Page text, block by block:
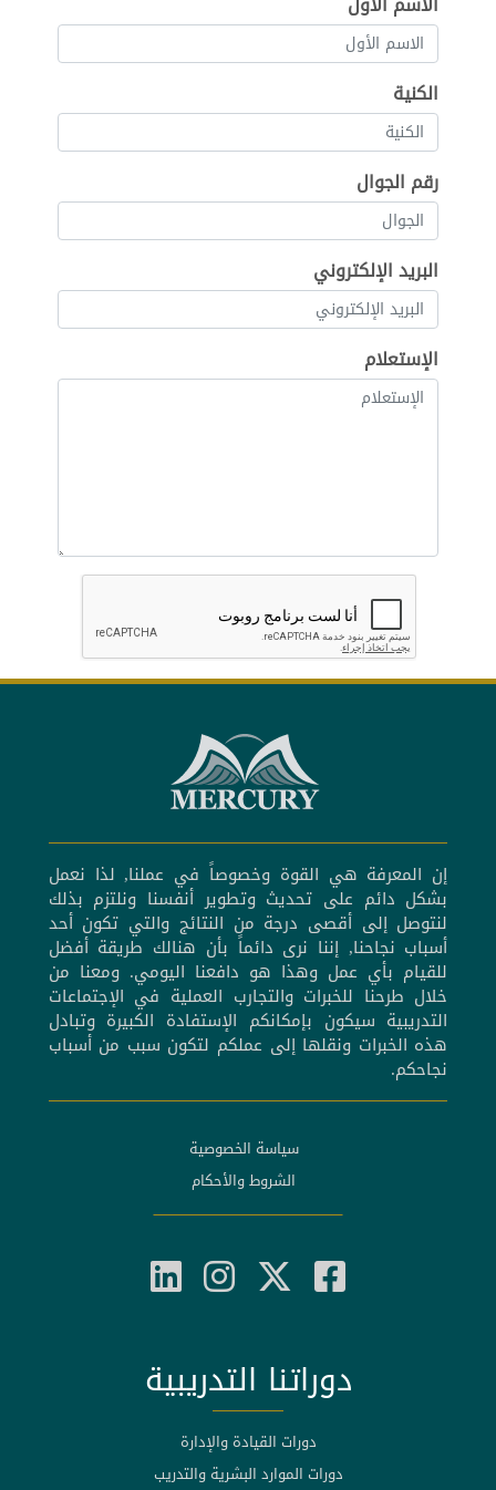
الكنية
رقم الجوال
البريد الإلكتروني
الإستعلام
إن المعرفة هي القوة وخصوصاً في عملنا, لذا نعمل
بشكل دائم على تحديث وتطوير أنفسنا ونلتزم بذلك
لنتوصل إلى أقصى درجة من النتائج والتي تكون أحد
أسباب نجاحنا, إننا نرى دائماً بأن هنالك طريقة أفضل
للقيام بأي عمل وهذا هو دافعنا اليومي. ومعنا من
خلال طرحنا للخبرات والتجارب العملية في الإجتماعات
التدريبية سيكون بإمكانكم الإستفادة الكبيرة وتبادل
هذه الخبرات ونقلها إلى عملكم لتكون سبب من أسباب
نجاحكم.
سياسة الخصوصية
الشروط والأحكام
دوراتنا التدريبية
دورات القيادة والإدارة
دورات الموارد البشرية والتدريب